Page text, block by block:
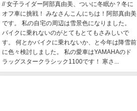
// 女子ライダー阿部真由美、ついに冬眠か？冬に
オフ車に挑戦！ みなさんこんにちは！阿部真由美
です。 私の自宅の周辺は雪景色になりました。
バイクに乗れないのがとてもとてもさみしいで
す。 何とかバイクに乗れないか、と今年は降雪前
に色々検討しました。 私の愛車はYAMAHAのド
ラッグスタークラシック1100です！ 寒さ...